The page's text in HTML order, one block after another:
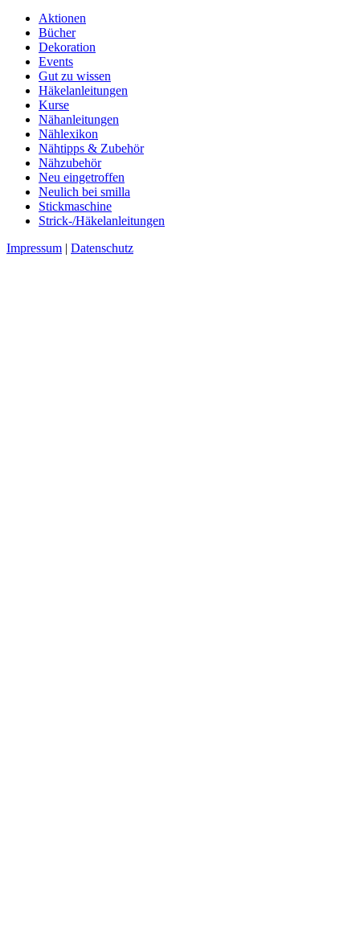
Aktionen
Bücher
Dekoration
Events
Gut zu wissen
Häkelanleitungen
Kurse
Nähanleitungen
Nählexikon
Nähtipps & Zubehör
Nähzubehör
Neu eingetroffen
Neulich bei smilla
Stickmaschine
Strick-/Häkelanleitungen
Impressum | Datenschutz